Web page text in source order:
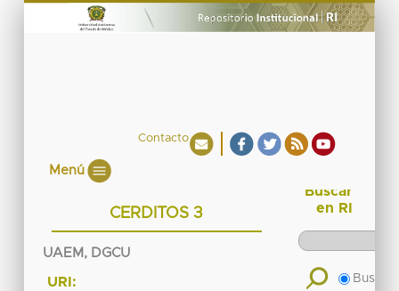
Contacto
Menú
CERDITOS 3
UAEM, DGCU
URI:
Buscar
en RI
Buscar